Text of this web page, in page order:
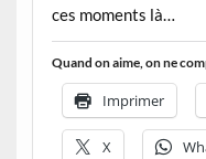
ces moments là…
Quand on aime, on ne
Imprimer
X